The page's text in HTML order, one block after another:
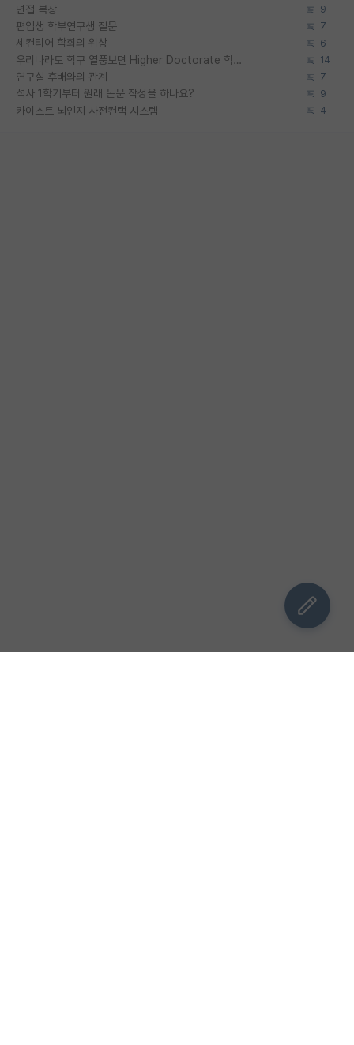
면접 복장 9
편입생 학부연구생 질문 7
세컨티어 학회의 위상 6
우리나라도 학구 열풍보면 Higher Doctorate 학위가 필요하다고 봅니다. 14
연구실 후배와의 관계 7
석사 1학기부터 원래 논문 작성을 하나요? 9
카이스트 뇌인지 사전컨택 시스템 4